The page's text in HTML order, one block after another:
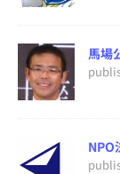
馬場
NPO